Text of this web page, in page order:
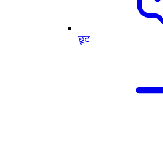
छूट